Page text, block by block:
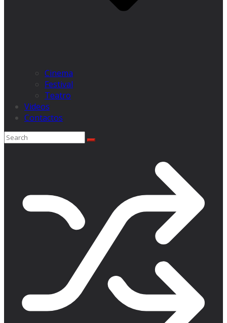
Cinema
Festival
Teatro
Videos
Contactos